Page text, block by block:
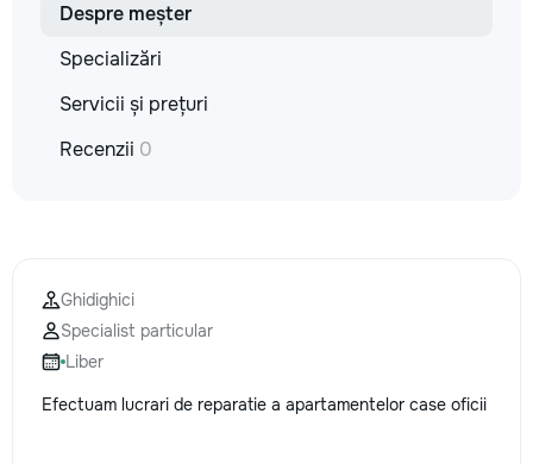
Despre meșter
Specializări
Servicii și prețuri
Recenzii 0
Ghidighici
Specialist particular
Liber
Efectuam lucrari de reparatie a apartamentelor case oficii